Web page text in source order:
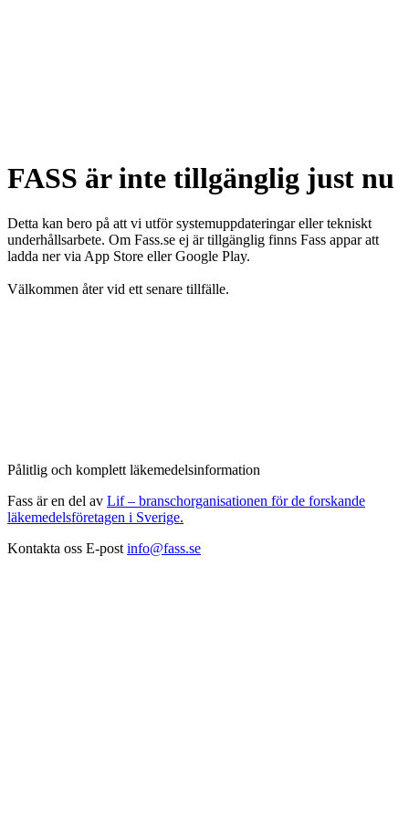
FASS är inte tillgänglig just nu
Detta kan bero på att vi utför systemuppdateringar eller tekniskt
underhållsarbete. Om Fass.se ej är tillgänglig finns Fass appar att
ladda ner via App Store eller Google Play.
Välkommen åter vid ett senare tillfälle.
Pålitlig och komplett läkemedelsinformation
Fass är en del av Lif – branschorganisationen för de forskande
läkemedelsföretagen i Sverige.
Kontakta oss E-post info@fass.se